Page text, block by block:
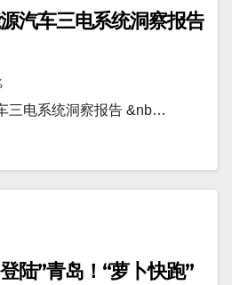
汽车三电系统洞察报告
三电系统洞察报告 &nb…
陆”青岛！“萝卜快跑”